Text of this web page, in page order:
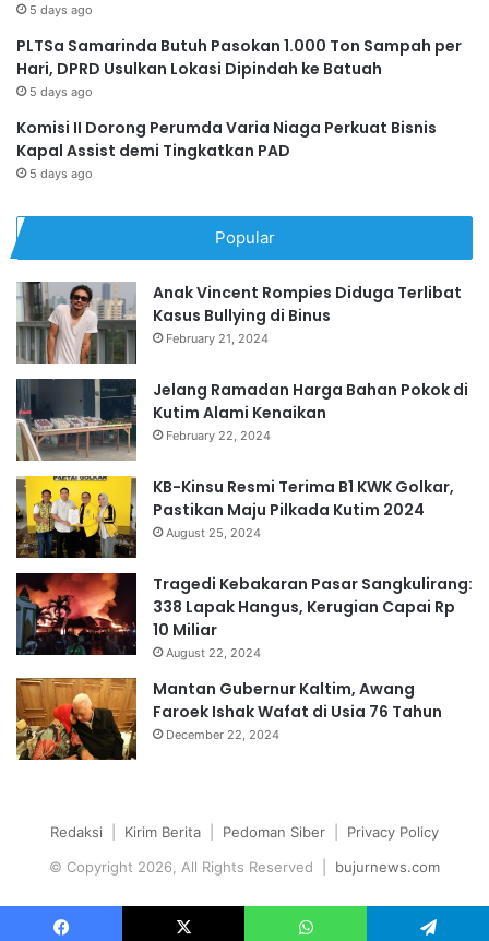
5 days ago
PLTSa Samarinda Butuh Pasokan 1.000 Ton Sampah per
Hari, DPRD Usulkan Lokasi Dipindah ke Batuah
5 days ago
Komisi II Dorong Perumda Varia Niaga Perkuat Bisnis
Kapal Assist demi Tingkatkan PAD
5 days ago
Popular
Anak Vincent Rompies Diduga Terlibat
Kasus Bullying di Binus
February 21, 2024
Jelang Ramadan Harga Bahan Pokok di
Kutim Alami Kenaikan
February 22, 2024
KB-Kinsu Resmi Terima B1 KWK Golkar,
Pastikan Maju Pilkada Kutim 2024
August 25, 2024
Tragedi Kebakaran Pasar Sangkulirang:
338 Lapak Hangus, Kerugian Capai Rp
10 Miliar
August 22, 2024
Mantan Gubernur Kaltim, Awang
Faroek Ishak Wafat di Usia 76 Tahun
December 22, 2024
Redaksi Kirim Berita Pedoman Siber
Privacy Policy
© Copyright 2026, All Rights Reserved | bujurnews.com